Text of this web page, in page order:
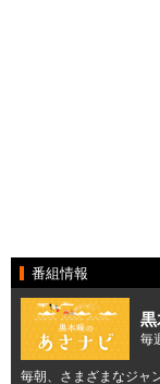
番組情報
黒
毎
毎朝、さまざまなジャ